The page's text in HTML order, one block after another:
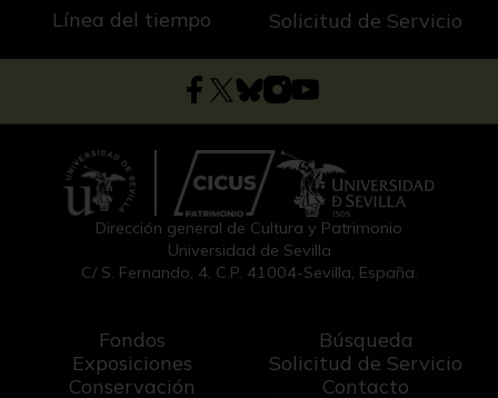
Línea del tiempo Solicitud de Servicio
Dirección general de Cultura y Patrimonio
Universidad de Sevilla
C/ S. Fernando, 4, C.P. 41004-Sevilla, España.
Fondos
Exposiciones
Conservación
Búsqueda
Solicitud de Servicio
Contacto